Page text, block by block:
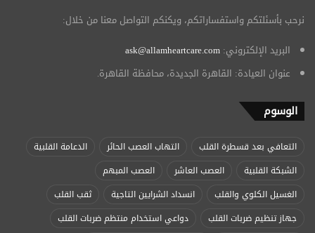
نرحب بأسئلتكم واستفساراتكم، ويكنكم التواصل معنا من خلال:
البريد الإلكتروني: ask@allamheartcare.com
عنوان العيادة: القاهرة الجديدة، محافظة القاهرة.
الوسوم
التعافي بعد قسطرة القلب التهاب العصب الحائر
الدعامة القلبية
الشبكة القلبية
العصب العاشر
العصب المبهم
الغسيل الكلوي والقلب
انسداد الشرايين التاجية
ثقب القلب
جهاز تنظيم ضربات القلب
دواعي استخدام منتظم ضربات القلب